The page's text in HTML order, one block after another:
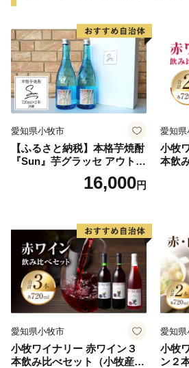
す。予めご了承ください。
ご不在の期間がある際はお申込み
入いただきますようお願いいたし
▼返礼品の配送をひかえさせてい
ご寄附のお申し込みについては、
※お盆期間中の配送は控えさせて
愛知県小牧市
【ふるさと納税】本格芋焼酎
『Sun』芋グラッセ アウトド
ア ソロキャンプ ベランピン
グ 巣ごもり 就労支援16,000円
愛知県
小牧
本飲
どう
愛知県小牧市
小牧ワイナリー 赤ワイン３
本飲み比べセット（小牧産ぶ
愛知県
小牧
ン２